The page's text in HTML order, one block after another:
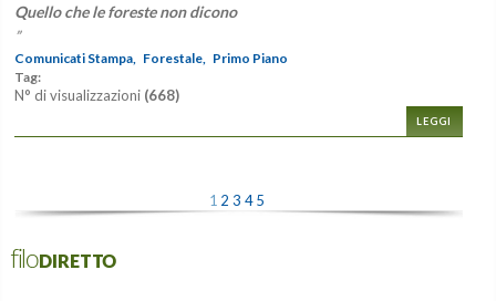
Quello che le foreste non dicono
”
Comunicati Stampa, Forestale,
Primo Piano
Tag:
N° di visualizzazioni (668)
LEGGI
1 2 3 4 5
filoDIRETTO